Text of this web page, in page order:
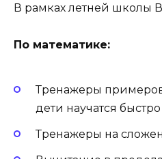
В рамках летней школы
По математике:
Тренажеры
дети научатся
Тренажеры на